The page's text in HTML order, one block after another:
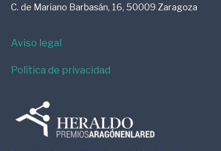
C. de Mariano Barbasán, 16, 50009 Zaragoza
Aviso legal
Política de privacidad